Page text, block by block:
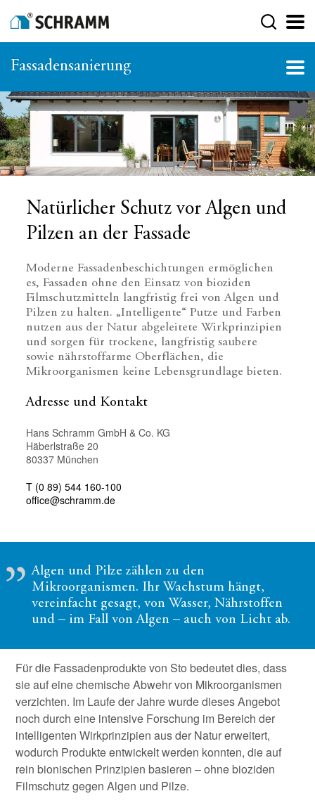
Fassadensanierung
Natürlicher Schutz vor Algen und
Pilzen an der Fassade
Moderne Fassadenbeschichtungen ermöglichen
es, Fassaden ohne den Einsatz von bioziden
Filmschutzmitteln langfristig frei von Algen und
Pilzen zu halten. „Intelligente“ Putze und Farben
nutzen aus der Natur abgeleitete Wirkprinzipien
und sorgen für trockene, langfristig saubere
sowie nährstoffarme Oberflächen, die
Mikroorganismen keine Lebensgrundlage bieten.
Adresse und Kontakt
Hans Schramm GmbH & Co. KG
Häberlstraße 20
80337 München
T (0 89) 544 160-100
office@schramm.de
Algen und Pilze zählen zu den
Mikroorganismen. Ihr Wachstum hängt,
vereinfacht gesagt, von Wasser, Nährstoffen
und – im Fall von Algen – auch von Licht ab.
Für die Fassadenprodukte von Sto bedeutet dies, dass
sie auf eine chemische Abwehr von Mikroorganismen
verzichten. Im Laufe der Jahre wurde dieses Angebot
noch durch eine intensive Forschung im Bereich der
intelligenten Wirkprinzipien aus der Natur erweitert,
wodurch Produkte entwickelt werden konnten, die auf
rein bionischen Prinzipien basieren – ohne bioziden
Filmschutz gegen Algen und Pilze.